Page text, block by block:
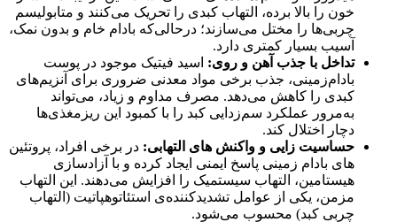
خون را بالا برده، التهاب کبدی را تحریک می‌کنند و متابولیسم
چربی‌ها را مختل می‌سازند؛ درحالی‌که بادام خام و بدون نمک،
آسیب بسیار کمتری دارد.
تداخل با جذب آهن و روی: اسید فیتیک موجود در پوست
بادام‌زمینی، جذب برخی مواد معدنی ضروری برای آنزیم‌های
کبدی را کاهش می‌دهد. مصرف مداوم و زیاد، می‌تواند
به‌مرور عملکرد سم‌زدایی کبد را با کمبود این ریزمغذی‌ها
دچار اختلال کند.
حساسیت‌ زایی و واکنش‌ های التهابی: در برخی افراد، پروتئین‌
های بادام‌ زمینی پاسخ ایمنی ایجاد کرده و با آزادسازی
هیستامین، التهاب سیستمیک را افزایش می‌دهند. این التهاب
مزمن، یکی از عوامل تشدیدکننده‌ی استئاتوهپاتیت (التهاب
چربی کبد) محسوب می‌شود.